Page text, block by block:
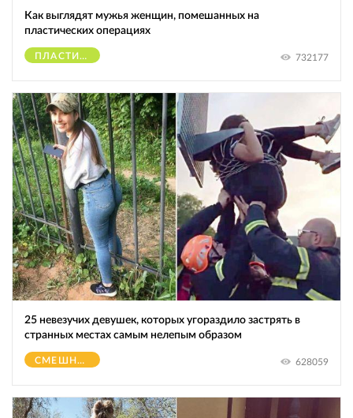
Как выглядят мужья женщин, помешанных на
пластических операциях
ПЛАСТИЧЕСКИЕ ОПЕРАЦИИ 732177
25 невезучих девушек, которых угораздило застрять в
странных местах самым нелепым образом
СМЕШНОЕ 628059